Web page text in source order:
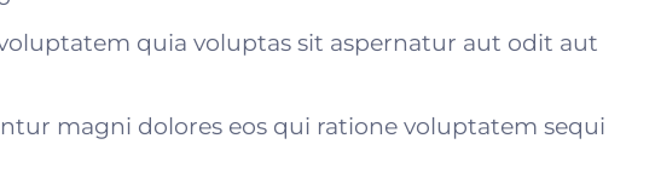
quia voluptas sit aspernatur aut odit aut
magni dolores eos qui ratione voluptatem sequi